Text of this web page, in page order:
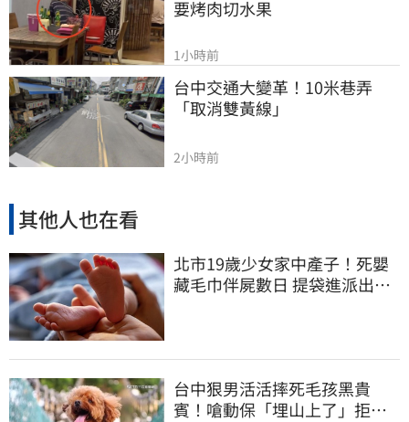
要烤肉切水果
1小時前
台中交通大變革！10米巷弄
「取消雙黃線」
2小時前
其他人也在看
北市19歲少女家中產子！死嬰
藏毛巾伴屍數日 提袋進派出所
台中狠男活活摔死毛孩黑貴
賓！嗆動保「埋山上了」拒交